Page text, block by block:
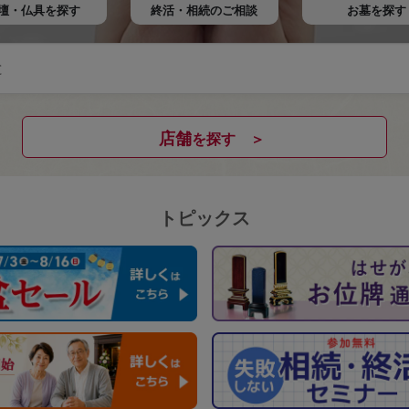
・仏具を探す 終活・相続のご相談 お墓を探す
店舗を探す ＞
トピックス